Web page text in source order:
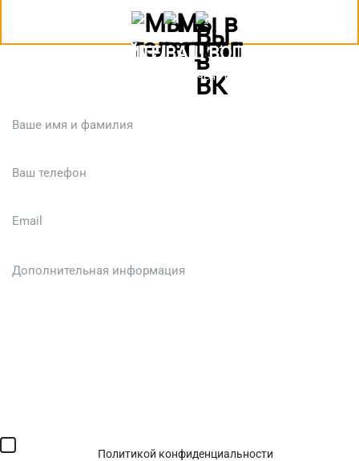
ЗАДАЙТЕ ВАШ ВОПРОС
Или кратко опишите ситуацию. Мы очень быстро свяжемся с вами
Политикой конфиденциальности